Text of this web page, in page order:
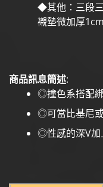
◆其他：三段
襯墊微加厚1cm
商品訊息簡述:
◎撞色系搭配
◎可當比基尼
◎性感的深V加